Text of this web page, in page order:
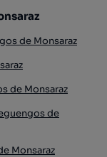
de Monsaraz
de Monsaraz
de
Monsaraz